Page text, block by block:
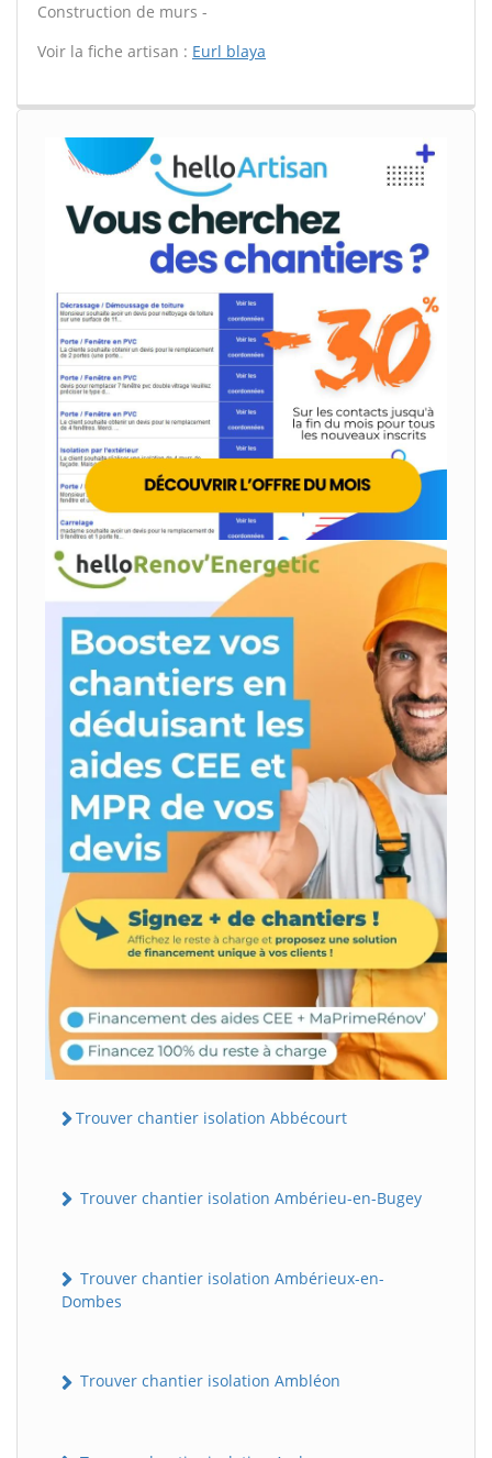
Construction de murs -
Voir la fiche artisan : Eurl blaya
Trouver chantier isolation Abbécourt
Trouver chantier isolation Ambérieu-en-Bugey
Trouver chantier isolation Ambérieux-en-
Dombes
Trouver chantier isolation Ambléon